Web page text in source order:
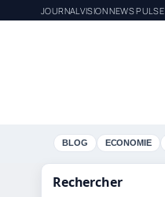
JOURNALVISION NEWS PULSE
BLOG ECONOMIE
Rechercher